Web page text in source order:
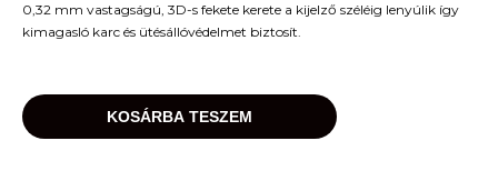
0,32 mm vastagságú, 3D-s fekete kerete a kijelző széléig lenyúlik így
kimagasló karc és ütésállóvédelmet biztosít.
KOSÁRBA TESZEM